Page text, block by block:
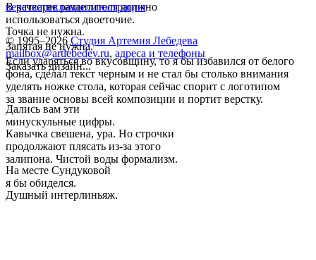
В качестве разделителя должно
использоваться двоеточие.
Точка не нужна.
Запятая не нужна.
Если ударяться во вкусовщину, то я бы избавился от белого
фона, сделал текст черным и не стал бы столько внимания
уделять ножке стола, которая сейчас спорит с логотипом
за звание основы всей композиции и портит верстку.
Дались вам эти
минускульные цифры.
Кавычка свешена, ура. Но строчки
продолжают плясать из-за этого
залипона. Чистой воды формализм.
На месте Сундуковой
я бы обиделся.
Душный интерлиньяж.
версткарекламаиллюстрация
© 1995–2026 Студия Артемия Лебедева
mailbox@artlebedev.ru, адреса и телефоны
Заказать дизайн...